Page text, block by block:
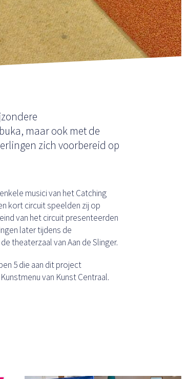
maar ook met de
zich voorbereid op
musici van het Catching
kort circuit speelden zij op
van het circuit presenteerden
later tijdens de
theaterzaal van Aan de Slinger.
5 die aan dit project
van Kunst Centraal.